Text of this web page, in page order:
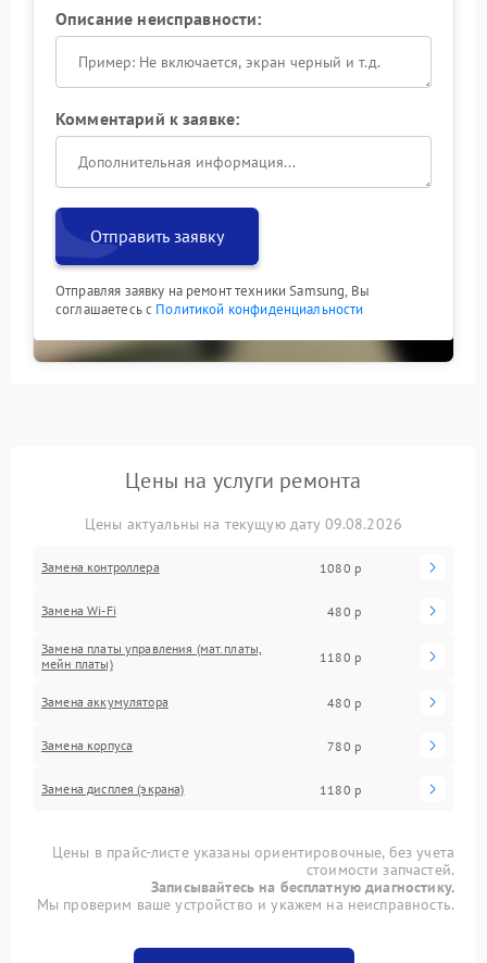
Описание неисправности:
Комментарий к заявке:
Отправить заявку
Отправляя заявку на ремонт техники Samsung, Вы
соглашаетесь с Политикой конфиденциальности
Цены на услуги ремонта
Цены актуальны на текущую дату 09.08.2026
Замена контроллера 1080 р
Замена Wi-Fi 480 р
Замена платы управления (мат.платы,
мейн платы)
1180 р
Замена аккумулятора 480 р
Замена корпуса 780 р
Замена дисплея (экрана) 1180 р
Цены в прайс-листе указаны ориентировочные, без учета
стоимости запчастей.
Записывайтесь на бесплатную диагностику.
Мы проверим ваше устройство и укажем на неисправность.